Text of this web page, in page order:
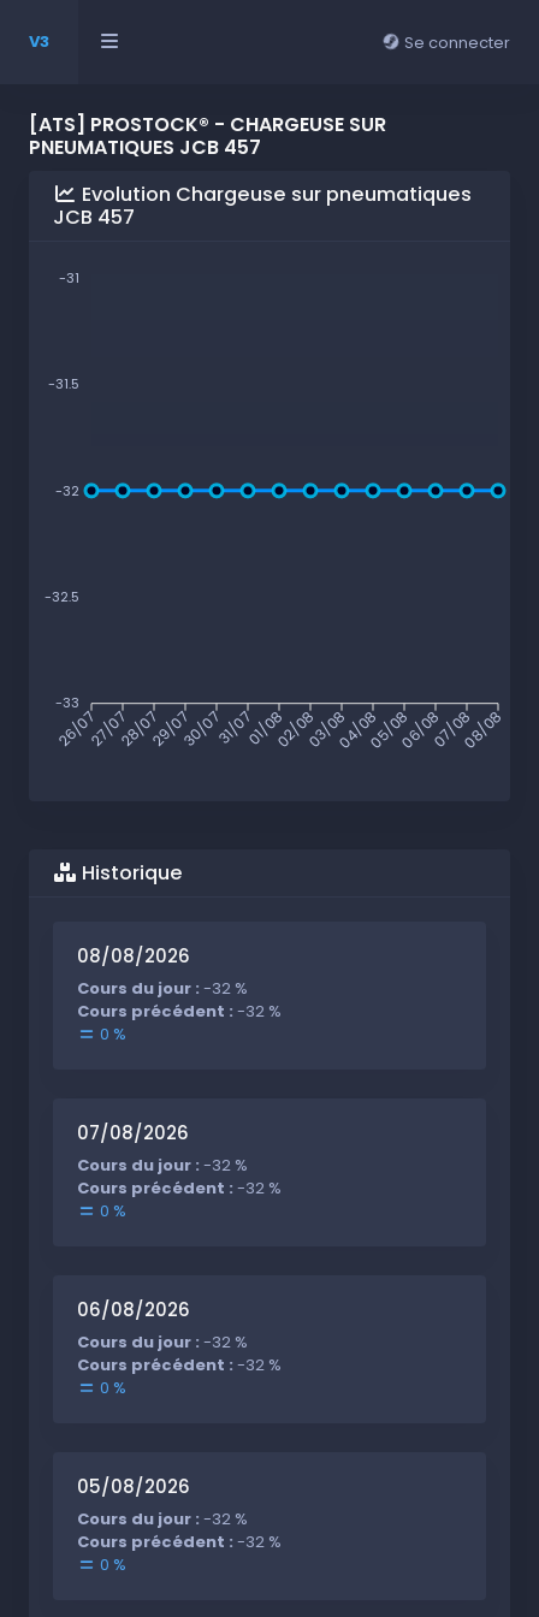
V3 Se connecter
[ATS] PROSTOCK® - CHARGEUSE SUR
PNEUMATIQUES JCB 457
Evolution Chargeuse sur pneumatiques
JCB 457
-31
-31.5
-32
-32.5
-33
26/0727/0728/0729/0730/0731/0701/0802/0803/0804/0805/0806/0807/0808/08
Historique
08/08/2026
Cours du jour : -32 %
Cours précédent : -32 %
0 %
07/08/2026
Cours du jour : -32 %
Cours précédent : -32 %
0 %
06/08/2026
Cours du jour : -32 %
Cours précédent : -32 %
0 %
05/08/2026
Cours du jour : -32 %
Cours précédent : -32 %
0 %